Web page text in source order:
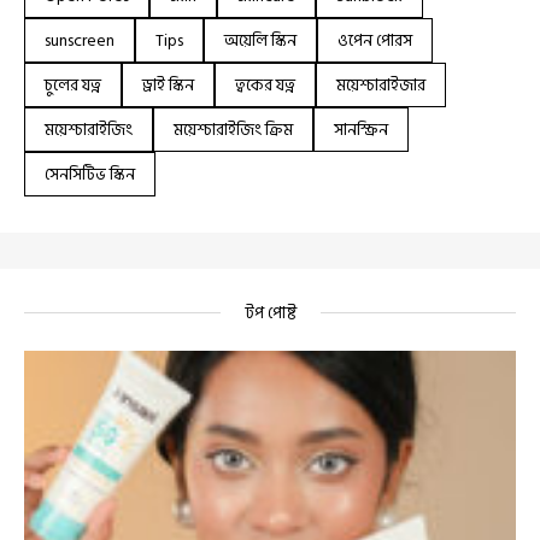
sunscreen
Tips অয়েলি স্কিন
ওপেন পোরস
চুলের যত্ন
ড্রাই স্কিন ত্বকের যত্ন
ময়েশ্চারাইজার
ময়েশ্চারাইজিং
ময়েশ্চারাইজিং ক্রিম
সানস্ক্রিন
সেনসিটিভ স্কিন
টপ পোষ্ট